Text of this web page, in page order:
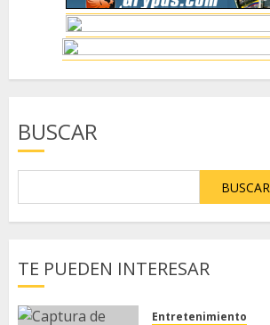
BUSCAR
BUSCAR
TE PUEDEN INTERESAR
Entretenimiento